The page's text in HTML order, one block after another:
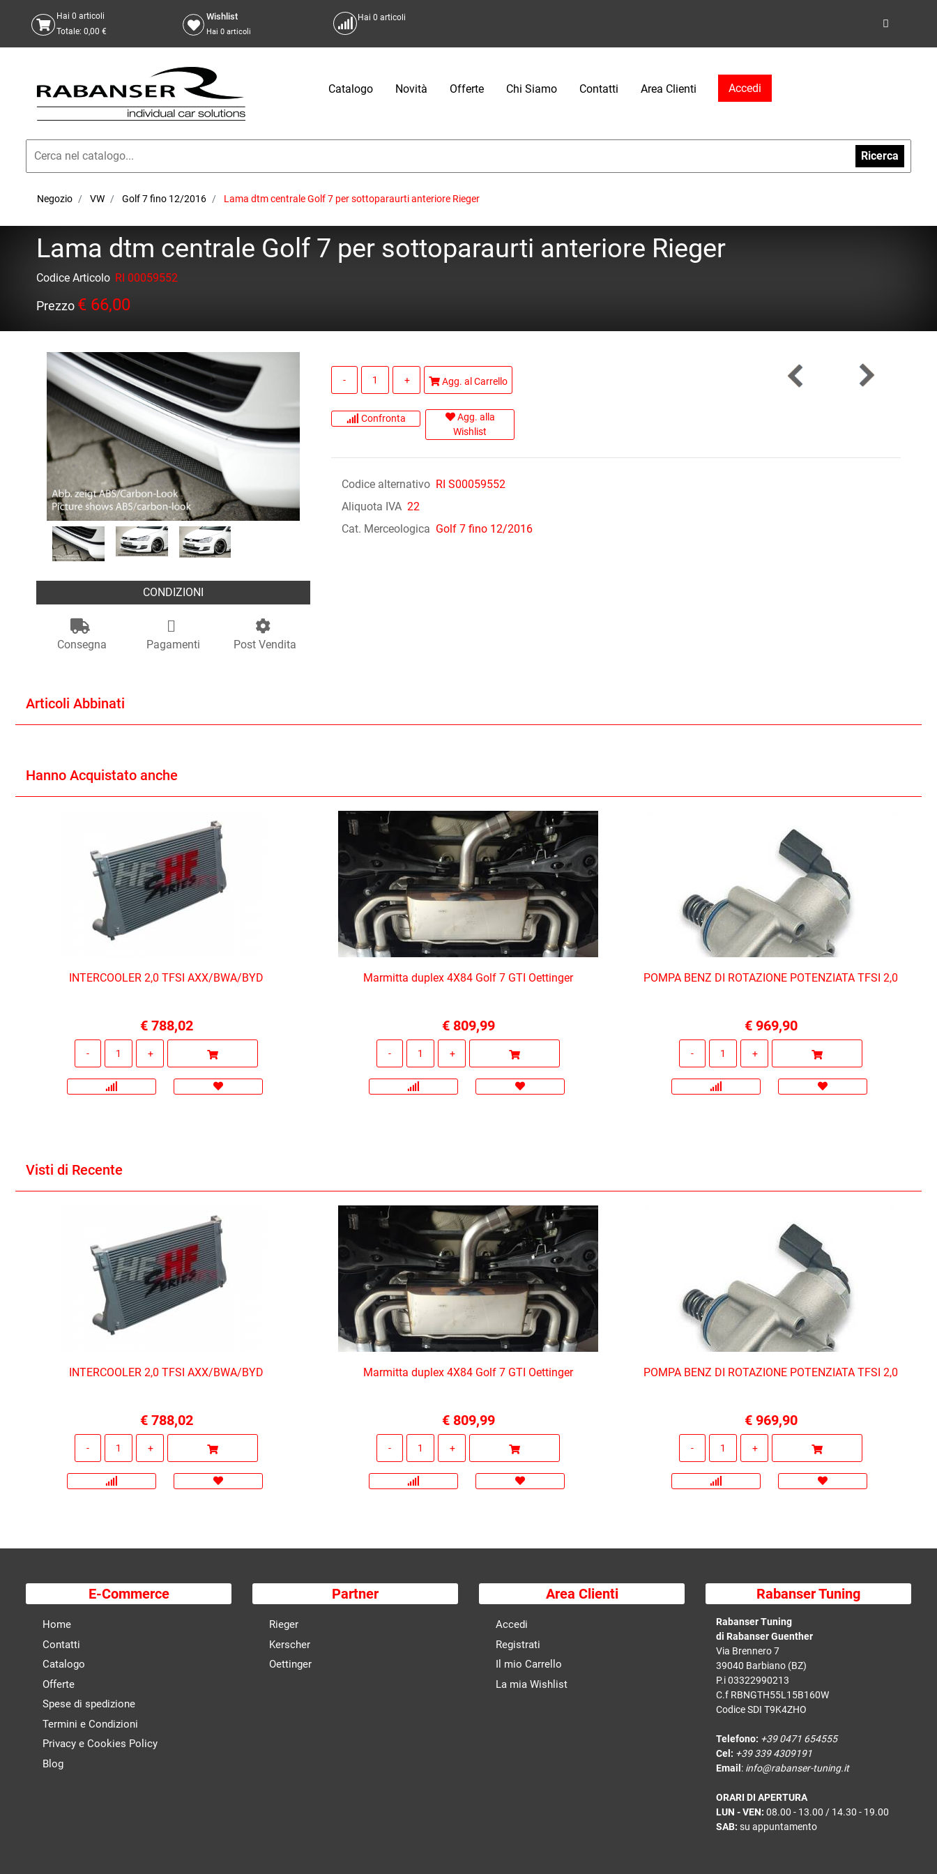
Hai 0 articoli
Totale: 0,00 €
Wishlist
Hai 0 articoli
Hai0 articoli
Catalogo Novità Offerte Chi Siamo Contatti Area Clienti Accedi
Ricerca
Negozio VW Golf 7 fino 12/2016 Lama dtm centrale Golf 7 per sottoparaurti anteriore Rieger
Lama dtm centrale Golf 7 per sottoparaurti anteriore Rieger
Codice Articolo RI 00059552
Prezzo € 66,00
CONDIZIONI
Consegna Pagamenti Post Vendita
Quantità
Agg. al Carrello
Confronta
Agg. alla
Wishlist
Codice alternativo RI S00059552
Aliquota IVA 22
Cat. Merceologica Golf 7 fino 12/2016
Articoli Abbinati
Hanno Acquistato anche
INTERCOOLER 2,0 TFSI AXX/BWA/BYD
€ 788,02
Marmitta duplex 4X84 Golf 7 GTI Oettinger
€ 809,99
POMPA BENZ DI ROTAZIONE POTENZIATA TFSI 2,0
€ 969,90
Visti di Recente
INTERCOOLER 2,0 TFSI AXX/BWA/BYD
€ 788,02
Marmitta duplex 4X84 Golf 7 GTI Oettinger
€ 809,99
POMPA BENZ DI ROTAZIONE POTENZIATA TFSI 2,0
€ 969,90
E-Commerce
Home
Contatti
Catalogo
Offerte
Spese di spedizione
Termini e Condizioni
Privacy e Cookies Policy
Blog
Partner
Rieger
Kerscher
Oettinger
Area Clienti
Accedi
Registrati
Il mio Carrello
La mia Wishlist
Rabanser Tuning
Rabanser Tuning
di Rabanser Guenther
Via Brennero 7
39040 Barbiano (BZ)
P.i 03322990213
C.f RBNGTH55L15B160W
Codice SDI T9K4ZHO
Telefono: +39 0471 654555
Cel: +39 339 4309191
Email : info@rabanser-tuning.it
ORARI DI APERTURA
LUN - VEN: 08.00 - 13.00 / 14.30 - 19.00
SAB: su appuntamento